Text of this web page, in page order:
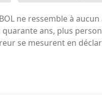
ne ressemble à
ans, plus
se mesurent en